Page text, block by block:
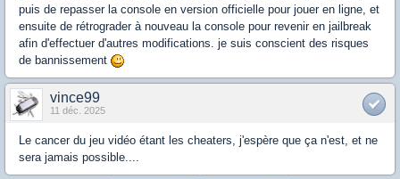
puis de repasser la console en version officielle pour jouer en ligne, et
ensuite de rétrograder à nouveau la console pour revenir en jailbreak
afin d'effectuer d'autres modifications. je suis conscient des risques
de bannissement
vince99
11 déc. 2025
Le cancer du jeu vidéo étant les cheaters, j'espère que ça n'est, et ne
sera jamais possible....